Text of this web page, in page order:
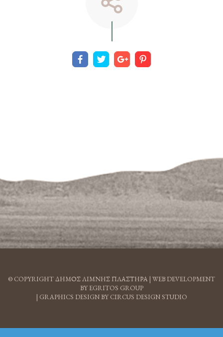
© COPYRIGHT ΔΗΜΟΣ ΛΙΜΝΗΣ ΠΛΑΣΤΗΡΑ | WEB DEVELOPMENT
BY EGRITOS GROUP
| GRAPHICS DESIGN BY CIRCUS DESIGN STUDIO